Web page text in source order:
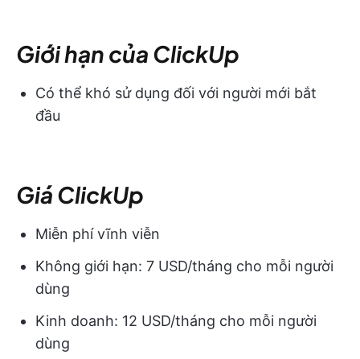
Giới hạn của ClickUp
Có thể khó sử dụng đối với người mới bắt
đầu
Giá ClickUp
Miễn phí vĩnh viễn
Không giới hạn: 7 USD/tháng cho mỗi người
dùng
Kinh doanh: 12 USD/tháng cho mỗi người
dùng